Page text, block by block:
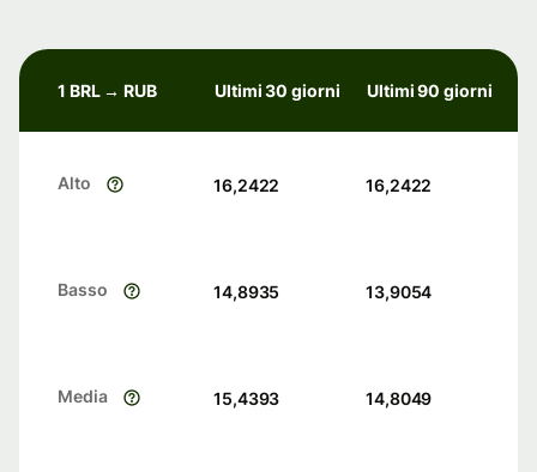
1 BRL → RUB Ultimi 30 giorni Ultimi 90 giorni
Alto 16,2422 16,2422
Basso 14,8935 13,9054
Media 15,4393 14,8049